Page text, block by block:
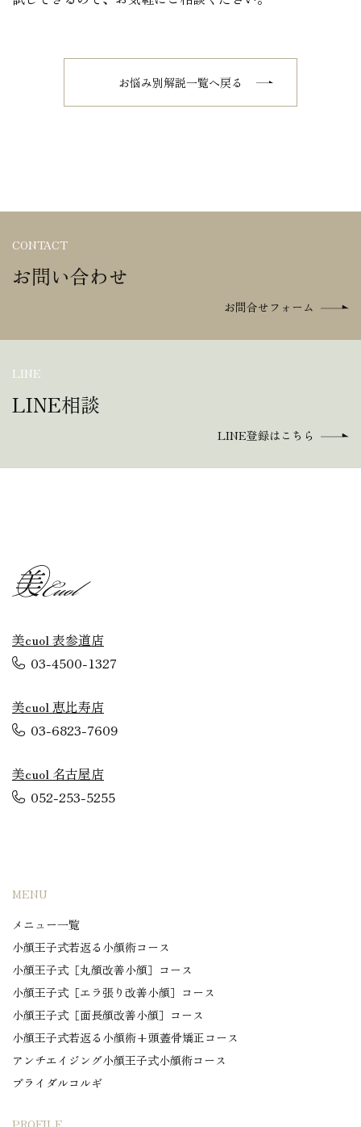
お悩み別解説一覧へ戻る
CONTACT
お問い合わせ
お問合せフォーム
LINE
LINE相談
LINE登録はこちら
美cuol 表参道店
03-4500-1327
美cuol 恵比寿店
03-6823-7609
美cuol 名古屋店
052-253-5255
MENU
メニュー一覧
小顔王子式若返る小顔術コース
小顔王子式［丸顔改善小顔］コース
小顔王子式［エラ張り改善小顔］コース
小顔王子式［面長顔改善小顔］コース
小顔王子式若返る小顔術+頭蓋骨矯正コース
アンチエイジング小顔王子式小顔術コース
ブライダルコルギ
PROFILE